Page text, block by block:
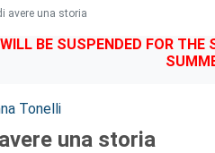
avere una storia
BE SUSPENDED FOR
Tonelli
una storia